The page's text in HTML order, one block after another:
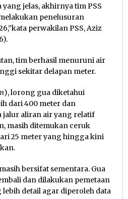
yang jelas, akhirnya tim PSS
penelusuran
perwakilan PSS, Aziz
tim berhasil menuruni air
sekitar delapan meter.
), lorong gua diketahui
dari 400 meter dan
jalur aliran air yang relatif
masih ditemukan ceruk
25 meter yang hingga kini
bersifat sementara. Gua
dan dilakukan pemetaan
detail agar diperoleh data